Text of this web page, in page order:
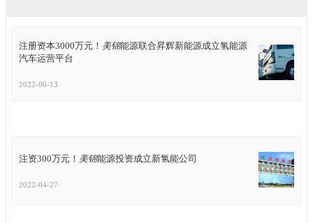
注册资本3000万元！ 美锦能源联合昇辉新能源成立氢能源
汽车运营平台
2022-06-13
注资300万元！ 美锦能源投资成立新氢能公司
2022-04-27